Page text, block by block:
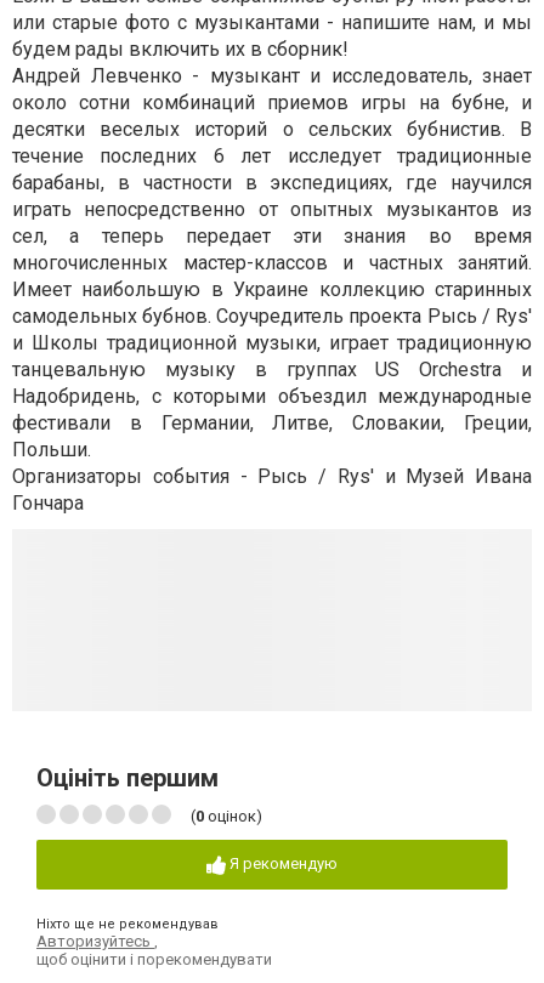
или старые фото с музыкантами - напишите нам, и мы
будем рады включить их в сборник!
Андрей Левченко - музыкант и исследователь, знает
около сотни комбинаций приемов игры на бубне, и
десятки веселых историй о сельских бубнистив. В
течение последних 6 лет исследует традиционные
барабаны, в частности в экспедициях, где научился
играть непосредственно от опытных музыкантов из
сел, а теперь передает эти знания во время
многочисленных мастер-классов и частных занятий.
Имеет наибольшую в Украине коллекцию старинных
самодельных бубнов. Соучредитель проекта Рысь / Rys'
и Школы традиционной музыки, играет традиционную
танцевальную музыку в группах US Orchestra и
Надобридень, с которыми объездил международные
фестивали в Германии, Литве, Словакии, Греции,
Польши.
Организаторы события - Рысь / Rys' и Музей Ивана
Гончара
Оцініть першим
(0 оцінок)
Я рекомендую
Ніхто ще не рекомендував
Авторизуйтесь
щоб оцінити і порекомендувати